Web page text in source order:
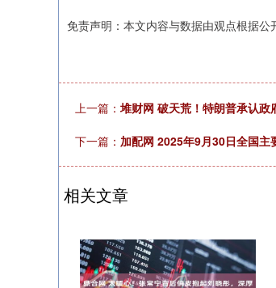
免责声明：本文内容与数据由观点根据公
上一篇：堆财网 破天荒！特朗普承认
下一篇： 加配网 2025年9月30日全国主
相关文章